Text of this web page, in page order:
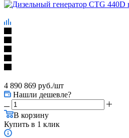
4 890 869 руб./шт
Нашли дешевле?
В корзину
Купить в 1 клик